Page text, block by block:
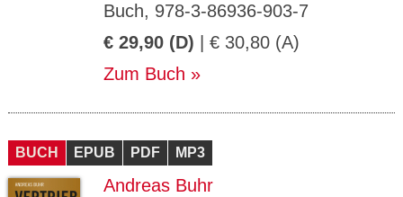
Buch, 978-3-86936-903-7
€ 29,90 (D) | € 30,80 (A)
Zum Buch
BUCH EPUB PDF MP3
Andreas Buhr